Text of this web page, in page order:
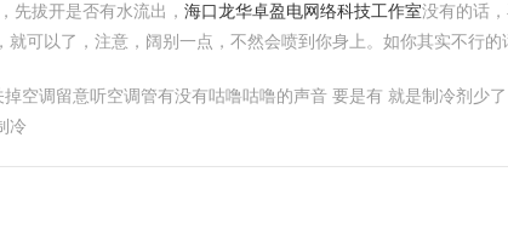
先拔开是否有水流出， 海口龙华卓盈电网络科技工作室没有的话
可以了，注意，阔别一点，不然会喷到你身上。如你其实不行的
空调留意听空调管有没有咕噜咕噜的声音 要是有 就是制冷剂少
冷